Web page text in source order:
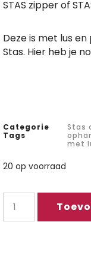
STAS zipper of
Deze is met lus
Stas. Hier heb je
Categorie
Stas
Tags
met
20 op voorraad